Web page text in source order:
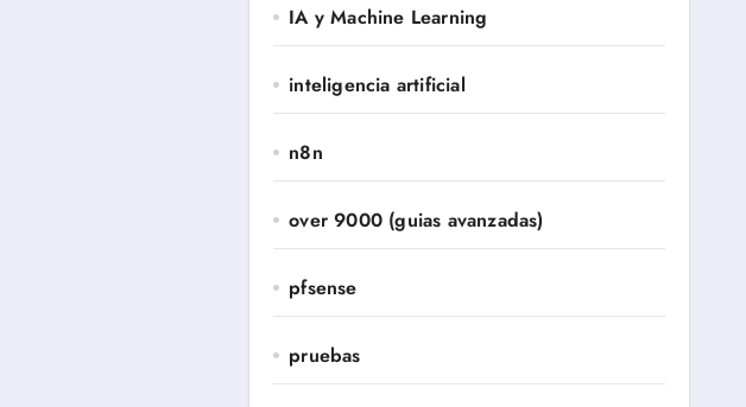
IA y Machine Learning
inteligencia artificial
n8n
over 9000 (guias avanzadas)
pfsense
pruebas